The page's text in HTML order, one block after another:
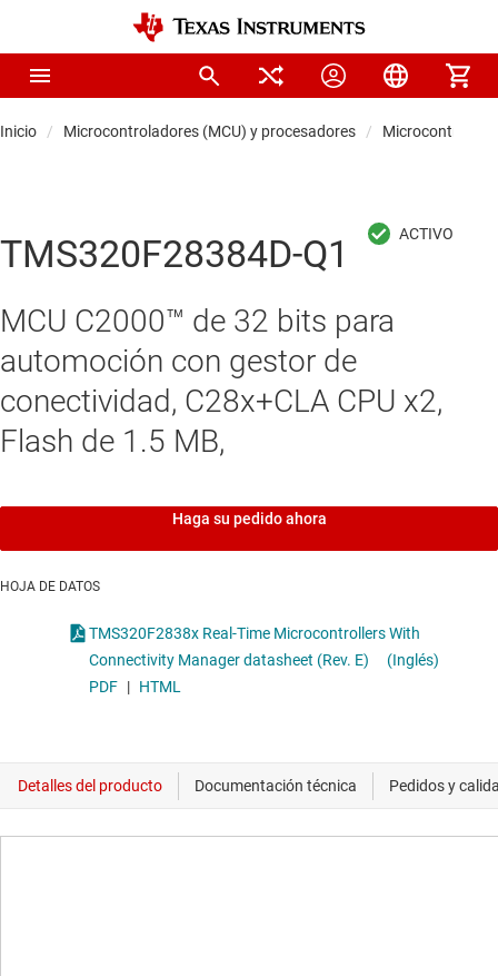
Inicio Microcontroladores (MCU) y procesadores
TMS320F28384D-Q1
MCU C2000™ de 32 bits para
automoción con gestor de
conectividad, C28x+CLA CPU x2,
Flash de 1.5 MB,
Haga su pedido ahora
HOJA DE DATOS
TMS320F2838x Real-Time Microcontrollers With
Connectivity Manager datasheet (Rev. E)
(Inglés)
PDF | HTML